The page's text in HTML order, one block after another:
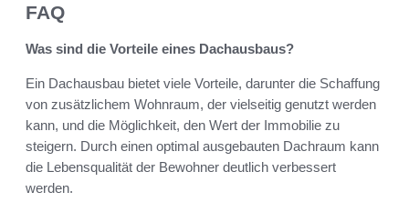
FAQ
Was sind die Vorteile eines Dachausbaus?
Ein Dachausbau bietet viele Vorteile, darunter die Schaffung
von zusätzlichem Wohnraum, der vielseitig genutzt werden
kann, und die Möglichkeit, den Wert der Immobilie zu
steigern. Durch einen optimal ausgebauten Dachraum kann
die Lebensqualität der Bewohner deutlich verbessert
werden.